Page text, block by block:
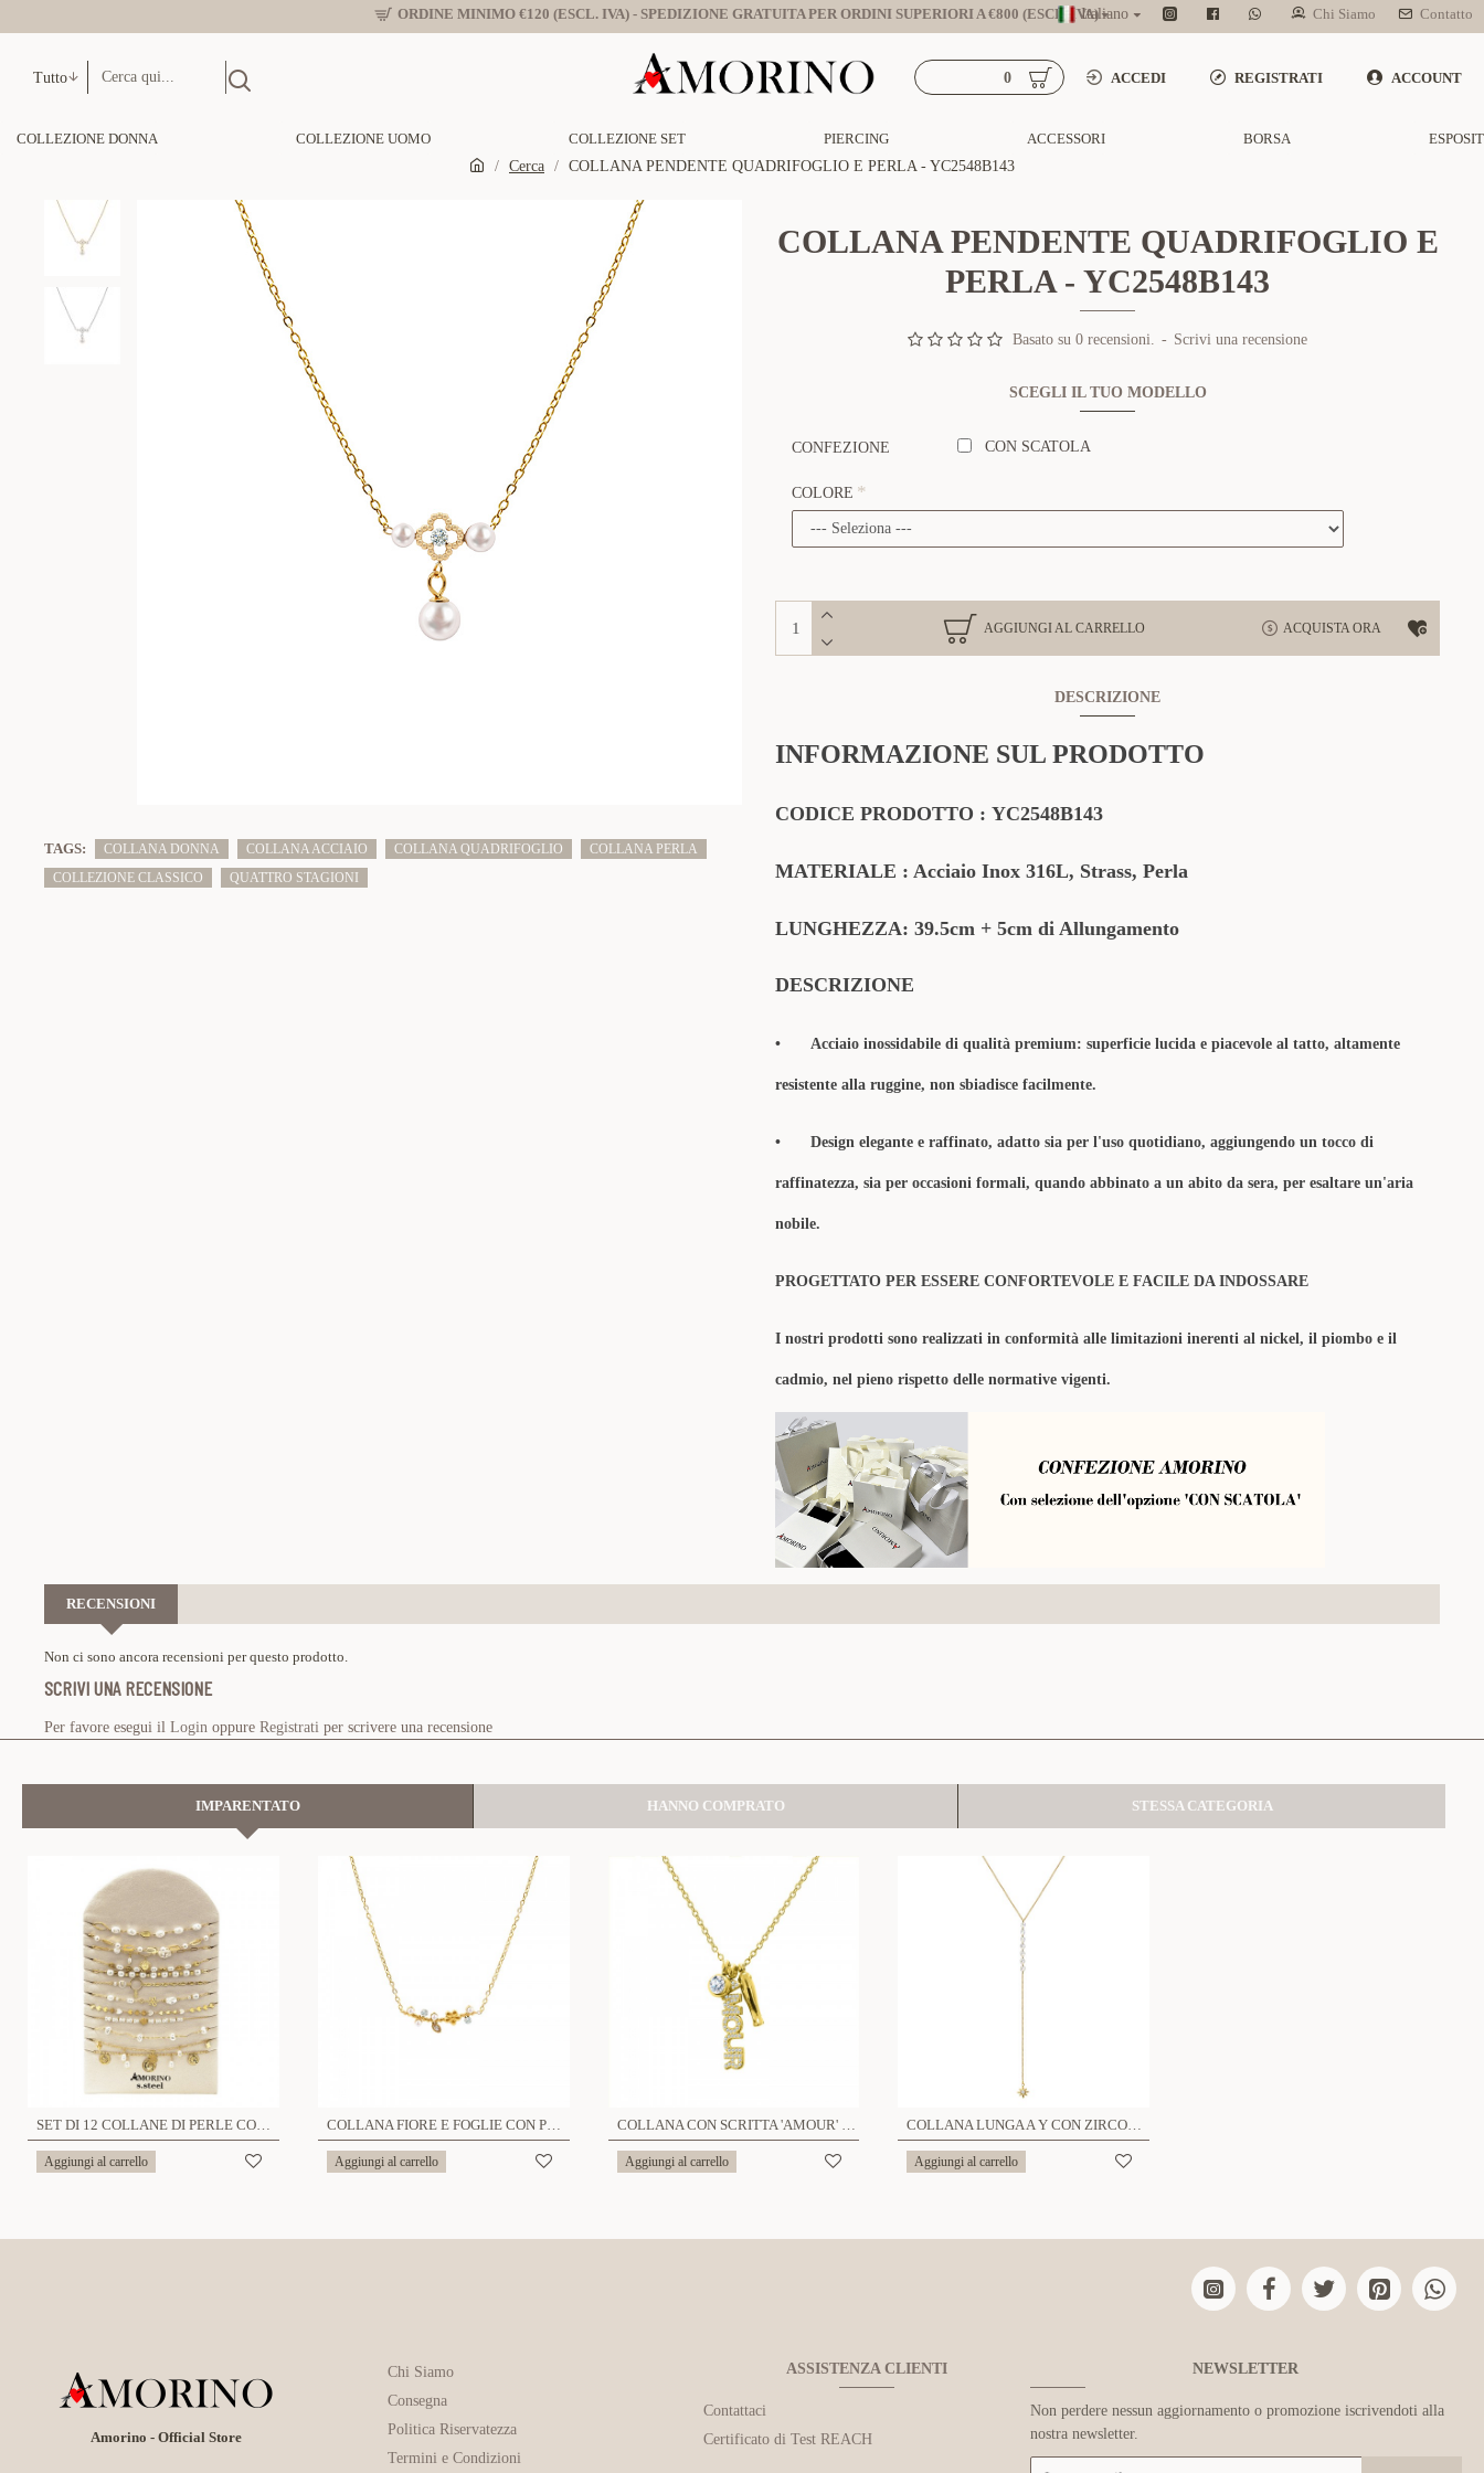
ORDINE MINIMO €120 (ESCL. IVA) - SPEDIZIONE GRATUITA PER ORDINI SUPERIORI A €800 (ESCL. IVA)Italiano Chi Siamo Contatto
Tutto ACCEDI REGISTRATI ACCOUNT
0
COLLEZIONE DONNA COLLEZIONE UOMO COLLEZIONE SET PIERCING ACCESSORI BORSA
Cerca
COLLANA PENDENTE QUADRIFOGLIO E PERLA - YC2548B143
TAGS: COLLANA DONNA COLLANA ACCIAIO COLLANA QUADRIFOGLIO
COLLANA PERLA
COLLEZIONE CLASSICO
QUATTRO STAGIONI
COLLANA PENDENTE QUADRIFOGLIO E
PERLA - YC2548B143
Basato su 0 recensioni. - Scrivi una recensione
SCEGLI IL TUO MODELLO
CONFEZIONE CON SCATOLA
COLORE
AGGIUNGI AL CARRELLO ACQUISTA ORA
DESCRIZIONE
INFORMAZIONE SUL PRODOTTO
CODICE PRODOTTO : YC2548B143
MATERIALE : Acciaio Inox 316L, Strass, Perla
LUNGHEZZA: 39.5cm + 5cm di Allungamento
DESCRIZIONE
• Acciaio inossidabile di qualità premium: superficie lucida e piacevole al tatto, altamente
resistente alla ruggine, non sbiadisce facilmente.
• Design elegante e raffinato, adatto sia per l'uso quotidiano, aggiungendo un tocco di
raffinatezza, sia per occasioni formali, quando abbinato a un abito da sera, per esaltare un'aria
nobile.
PROGETTATO PER ESSERE CONFORTEVOLE E FACILE DA INDOSSARE
I nostri prodotti sono realizzati in conformità alle limitazioni inerenti al nickel, il piombo e il
cadmio, nel pieno rispetto delle normative vigenti.
RECENSIONI
Non ci sono ancora recensioni per questo prodotto.
SCRIVI UNA RECENSIONE
Per favore esegui il Login oppure Registrati per scrivere una recensione
IMPARENTATO HANNO COMPRATO STESSA CATEGORIA
SET DI 12 COLLANE DI PERLE CON ESPOSITORE - WQ24528A745
Aggiungi al carrello
COLLANA FIORE E FOGLIE CON PERLA E STRASS - YC2552B141
Aggiungi al carrello
COLLANA CON SCRITTA 'AMOUR' IN ZIRCONI - YC2472B951
Aggiungi al carrello
COLLANA LUNGA A Y CON ZIRCONI E CIONDOLO SOLE - FFJ2584C620
Aggiungi al carrello
Amorino - Official Store
Chi Siamo
Consegna
Politica Riservatezza
Termini e Condizioni
ASSISTENZA CLIENTI
Contattaci
Certificato di Test REACH
NEWSLETTER
Non perdere nessun aggiornamento o promozione iscrivendoti alla
nostra newsletter.